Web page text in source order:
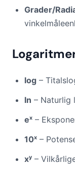
Grader/
log –
ln – Naturlig
eˣ –
10ˣ –
xʸ –